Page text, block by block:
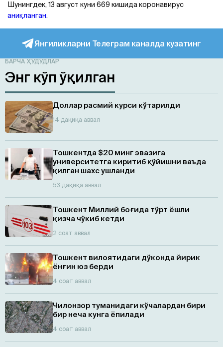
Шунингдек, 13 август куни 669 кишида коронавирус
аниқланган.
Янгиликларни Телеграм каналда кузатинг
БАРЧА ҲУДУДЛАР
Энг кўп ўқилган
Доллар расмий курси кўтарилди
14 дақиқа аввал
Тошкентда $20 минг эвазига
университетга киритиб қўйишни ваъда
қилган шахс ушланди
53 дақиқа аввал
Тошкент Миллий боғида тўрт ёшли
қизча чўкиб кетди
2 соат аввал
Тошкент вилоятидаги дўконда йирик
ёнғин юз берди
4 соат аввал
Чилонзор туманидаги кўчалардан бири
бир неча кунга ёпилади
4 соат аввал